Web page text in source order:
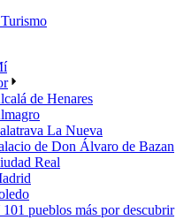
de Henares
La Nueva
de Don Álvaro de Bazan
Real
pueblos más por descubrir